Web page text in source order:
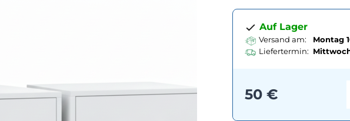
Auf Lager
Versand am:
Montag
Liefertermin:
50 €